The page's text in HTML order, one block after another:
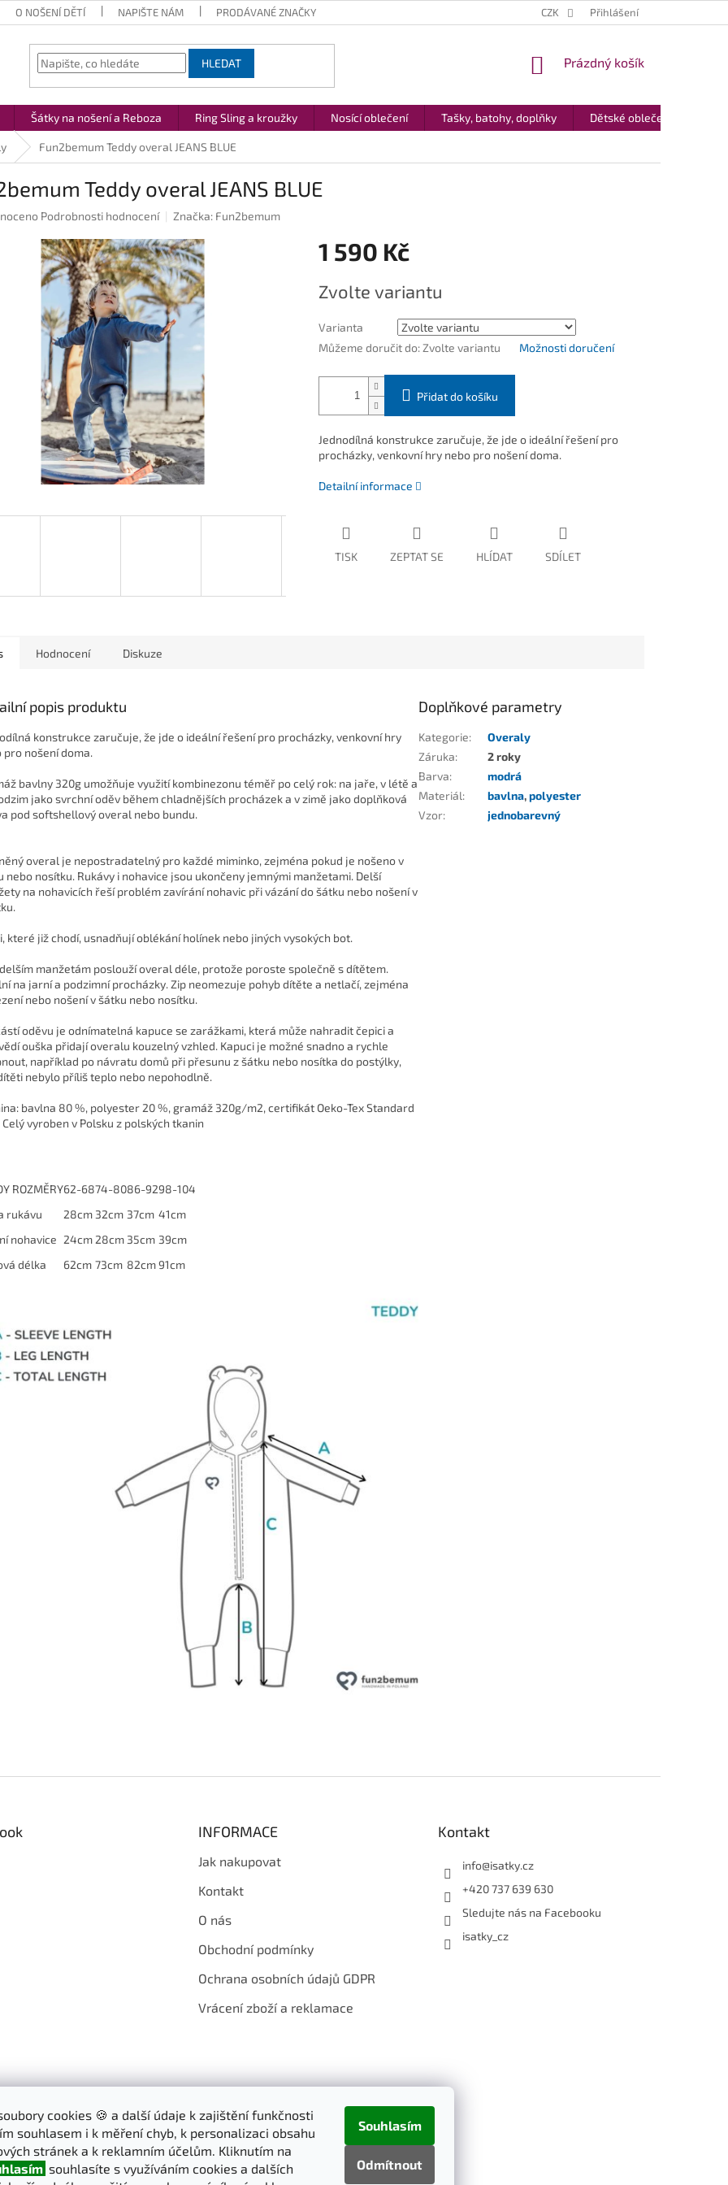
cookies 🍪 a další údaje k zajištění funkčnosti
souhlasem i k měření chyb, k personalizaci obsahu
stránek a k reklamním účelům. Kliknutím na
souhlasíte s využíváním cookies a dalších
Odmítnout
Souhlasím
O NOŠENÍ DĚTÍ NAPIŠTE NÁM PRODÁVANÉ ZNAČKY CZK Přihlášení
HLEDAT
NÁKUPNÍ
Prázdný košík
Šátky na nošení a Reboza Ring Sling a kroužky Nosící oblečení Tašky, batohy, doplňky Dětské oblečení
Fun2bemum Teddy overal JEANS BLUE
Teddy overal JEANS BLUE
Podrobnosti hodnocení Značka: Fun2bemum
1 590 Kč
cena:
Zvolte variantu
Varianta
Můžeme doručit do: Zvolte variantu Možnosti doručení
Přidat do košíku
Jednodílná konstrukce zaručuje, že jde o ideální řešení pro
procházky, venkovní hry nebo pro nošení doma.
Detailní informace
TISK ZEPTAT SE HLÍDAT SDÍLET
Hodnocení Diskuze
popis produktu
konstrukce zaručuje, že jde o ideální řešení pro procházky, venkovní hry
pro nošení doma.
bavlny 320g umožňuje využití kombinezonu téměř po celý rok: na jaře, v létě a
jako svrchní oděv během chladnějších procházek a v zimě jako doplňková
pod softshellový overal nebo bundu.
overal je nepostradatelný pro každé miminko, zejména pokud je nošeno v
nebo nosítku. Rukávy i nohavice jsou ukončeny jemnými manžetami. Delší
na nohavicích řeší problém zavírání nohavic při vázání do šátku nebo nošení v
které již chodí, usnadňují oblékání holínek nebo jiných vysokých bot.
manžetám poslouží overal déle, protože poroste společně s dítětem.
na jarní a podzimní procházky. Zip neomezuje pohyb dítěte a netlačí, zejména
nebo nošení v šátku nebo nosítku.
oděvu je odnímatelná kapuce se zarážkami, která může nahradit čepici a
ouška přidají overalu kouzelný vzhled. Kapuci je možné snadno a rychle
například po návratu domů při přesunu z šátku nebo nosítka do postýlky,
nebylo příliš teplo nebo nepohodlně.
bavlna 80 %, polyester 20 %, gramáž 320g/m2, certifikát Oeko-Tex Standard
Celý vyroben v Polsku z polských tkanin
ROZMĚRY62-6874-8086-9298-104
rukávu
28cm 32cm 37cm 41cm
nohavice 24cm 28cm 35cm 39cm
délka
62cm 73cm 82cm91cm
Doplňkové parametry
Kategorie:
Overaly
Záruka:
2 roky
Barva:
modrá
Materiál: bavlna,polyester
Vzor: jednobarevný
INFORMACE
Jak nakupovat
Kontakt
O nás
Obchodní podmínky
Ochrana osobních údajů GDPR
Vrácení zboží a reklamace
Kontakt
info@isatky.cz
+420 737 639 630
Sledujte nás na Facebooku
isatky_cz